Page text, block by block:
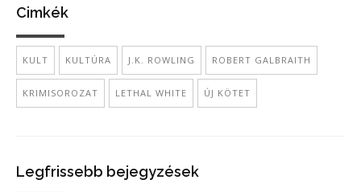
Cimkék
KULT KULTÚRA J.K. ROWLING ROBERT GALBRAITH
KRIMISOROZAT LETHAL WHITE ÚJ KÖTET
Legfrissebb bejegyzések